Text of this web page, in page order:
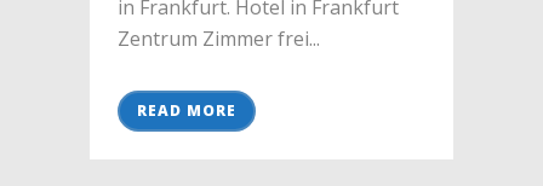
in Frankfurt. Hotel in Frankfurt
Zentrum Zimmer frei...
READ MORE